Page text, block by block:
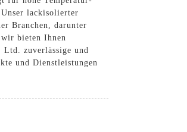
lackisolierter
Branchen, darunter
bieten Ihnen
zuverlässige und
und Dienstleistungen